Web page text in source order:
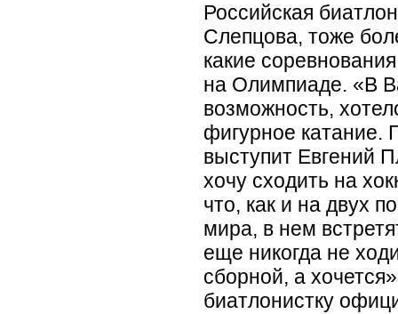
Российская
Слепцова, тоже
какие
на Олимпиаде. «В
возможность,
фигурное катание.
выступит Евгений
хочу сходить на
что, как и на двух
мира, в нем
еще никогда не
сборной, а
биатлонистку